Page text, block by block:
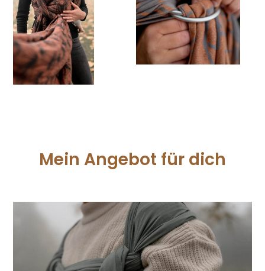
Mein Angebot für dich